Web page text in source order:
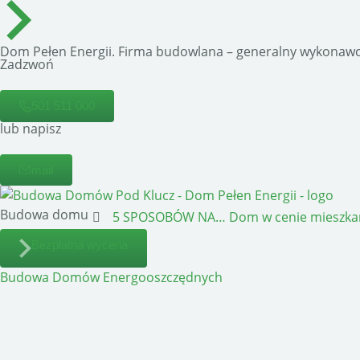
Dom Pełen Energii. Firma budowlana – generalny
Zadzwoń
lub napisz
Budowa domu 5 SPOSOBÓW NA… Dom w cenie
Budowa Domów Energooszczędnych